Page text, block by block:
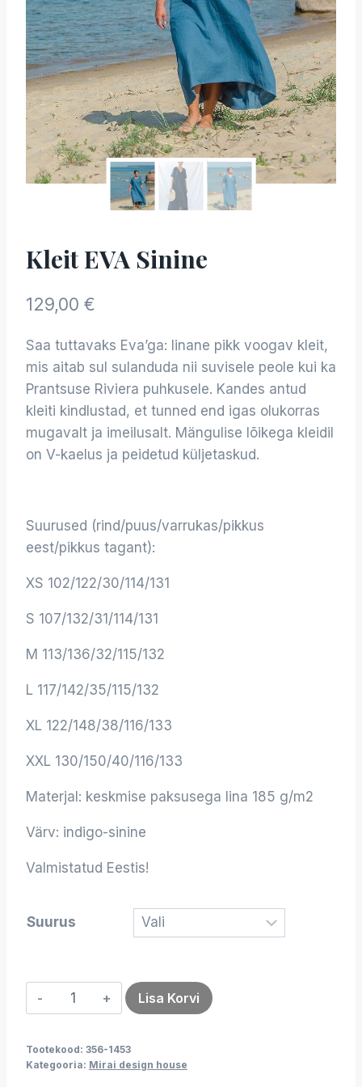
Kleit EVA Sinine
129,00 €
Saa tuttavaks Eva’ga: linane pikk voogav kleit,
mis aitab sul sulanduda nii suvisele peole kui ka
Prantsuse Riviera puhkusele. Kandes antud
kleiti kindlustad, et tunned end igas olukorras
mugavalt ja imeilusalt. Mängulise lõikega kleidil
on V-kaelus ja peidetud küljetaskud.
Suurused (rind/puus/varrukas/pikkus
eest/pikkus tagant):
XS 102/122/30/114/131
S 107/132/31/114/131
M 113/136/32/115/132
L 117/142/35/115/132
XL 122/148/38/116/133
XXL 130/150/40/116/133
Materjal: keskmise paksusega lina 185 g/m2
Värv: indigo-sinine
Valmistatud Eestis!
Suurus
Kleit
EVA
kogus
Lisa Korvi
Tootekood: 356-1453
Kategooria: Mirai design house